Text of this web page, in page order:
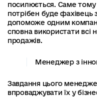
посилюється. Саме тому
потрібен буде фахівець
допоможе одним
сповна використати всі
продажів.
Менеджер з
Завдання цього
впроваджувати їх у